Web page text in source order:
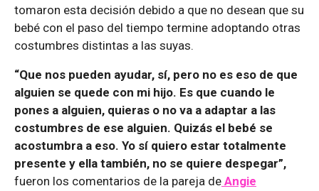
tomaron esta decisión debido a que no desean que su
bebé con el paso del tiempo termine adoptando otras
costumbres distintas a las suyas.
“Que nos pueden ayudar, sí, pero no es eso de que
alguien se quede con mi hijo. Es que cuando le
pones a alguien, quieras o no va a adaptar a las
costumbres de ese alguien. Quizás el bebé se
acostumbra a eso. Yo sí quiero estar totalmente
presente y ella también, no se quiere despegar”,
fueron los comentarios de la pareja de Angie